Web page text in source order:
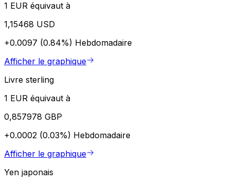
1 EUR équivaut à
1,15468 USD
+0.0097 (0.84%) Hebdomadaire
Afficher le graphique
Livre sterling
1 EUR équivaut à
0,857978 GBP
+0.0002 (0.03%) Hebdomadaire
Afficher le graphique
Yen japonais